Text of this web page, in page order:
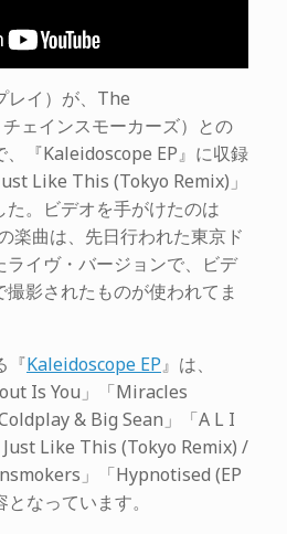
レイ）が、The
ェインスモーカーズ）との
、『Kaleidoscope EP』に収録
Like This (Tokyo Remix)」
。ビデオを手がけたのは
楽曲は、先日行われた東京ド
ライヴ・バージョンで、ビデ
影されたものが使われてま
『Kaleidoscope EP』は、
Is You」「Miracles
& Big Sean」「A L I
Like This (Tokyo Remix) /
」「Hypnotised (EP
なっています。